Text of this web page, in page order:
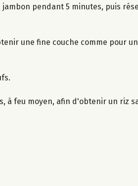
pendant 5 minutes, puis
une fine couche comme pour
à feu moyen, afin d'obtenir un riz